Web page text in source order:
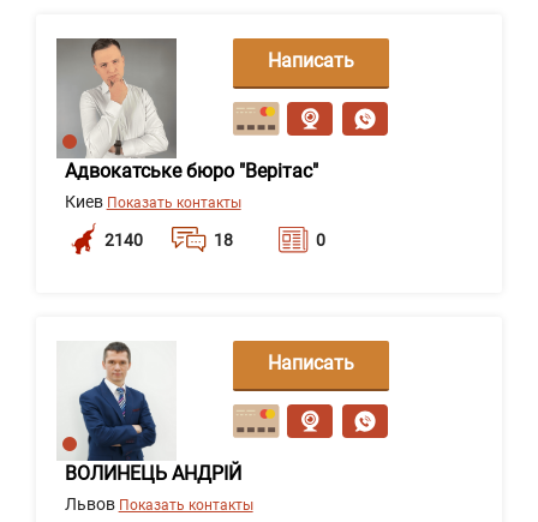
Адвокатське бюро "Верітас"
Киев Показать контакты
2140 18 0
Написать
сообщение
ВОЛИНЕЦЬ АНДРІЙ
Львов Показать контакты
Написать
сообщение